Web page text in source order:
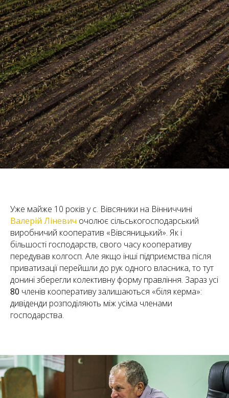
Уже майже 10 років у с. Вівсяники на Вінниччині
Валерій Ліневич очолює сільськогосподарський
виробничий кооператив «Вівсяницький». Як і
більшості господарств, свого часу кооперативу
передував колгосп. Але якщо інші підприємства після
приватизації перейшли до рук одного власника, то тут
донині зберегли колективну форму правління. Зараз усі
80 членів кооперативу залишаються «біля керма»:
дивіденди розподіляють між усіма членами
господарства.